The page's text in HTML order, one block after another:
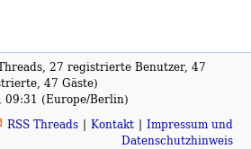
27 registrierte Benutzer, 47
47 Gäste)
09:31 (Europe/Berlin)
RSS Threads Kontakt
Impressum und
Datenschutzhinweis